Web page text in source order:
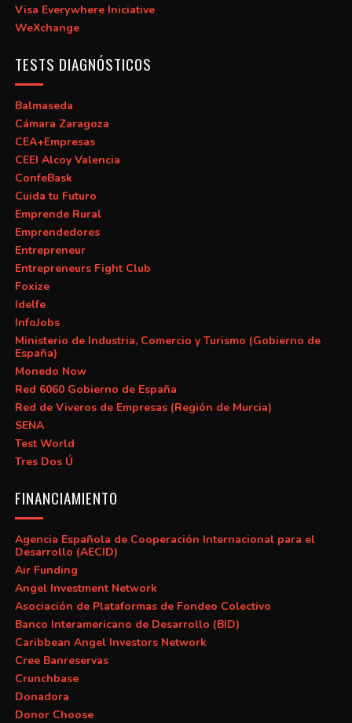
Visa Everywhere Iniciative
WeXchange
TESTS DIAGNÓSTICOS
Balmaseda
Cámara Zaragoza
CEA+Empresas
CEEI Alcoy Valencia
ConfeBask
Cuida tu Futuro
Emprende Rural
Emprendedores
Entrepreneur
Entrepreneurs Fight Club
Foxize
Idelfe
InfoJobs
Ministerio de Industria, Comercio y Turismo (Gobierno de
España)
Monedo Now
Red 6060 Gobierno de España
Red de Viveros de Empresas (Región de Murcia)
SENA
Test World
Tres Dos Ú
FINANCIAMIENTO
Agencia Española de Cooperación Internacional para el
Desarrollo (AECID)
Air Funding
Angel Investment Network
Asociación de Plataformas de Fondeo Colectivo
Banco Interamericano de Desarrollo (BID)
Caribbean Angel Investors Network
Cree Banreservas
Crunchbase
Donadora
Donor Choose